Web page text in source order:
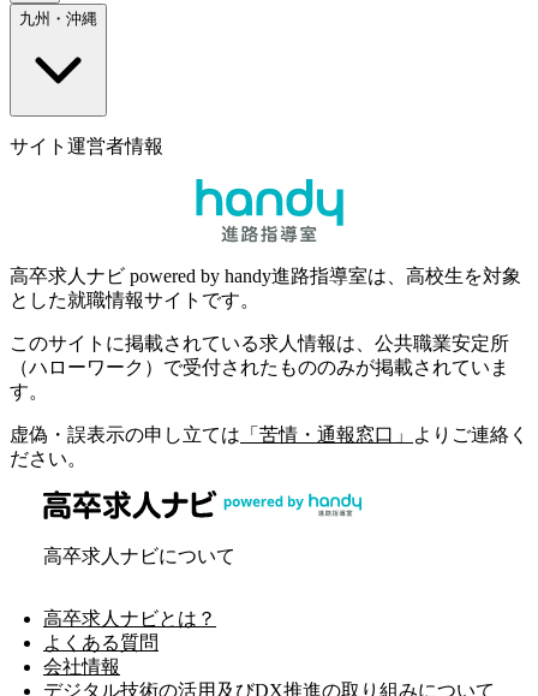
九州・沖縄
サイト運営者情報
高卒求人ナビ powered by handy進路指導室は、高校生を対象
とした就職情報サイトです。
このサイトに掲載されている求人情報は、公共職業安定所
（ハローワーク）で受付されたもののみが掲載されていま
す。
虚偽・誤表示の申し立ては 「苦情・通報窓口」
よりご連絡く
ださい。
高卒求人ナビについて
高卒求人ナビとは？
よくある質問
会社情報
デジタル技術の活用及びDX推進の取り組みについて